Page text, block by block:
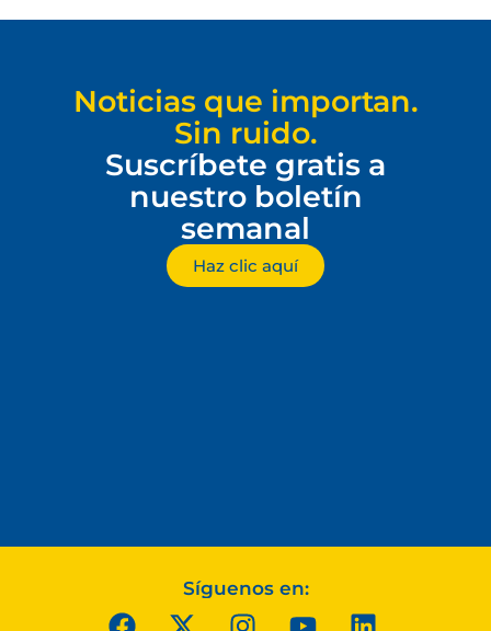
Noticias que importan.
Sin ruido.
Suscríbete gratis a
nuestro boletín
semanal
Haz clic aquí
Síguenos en: